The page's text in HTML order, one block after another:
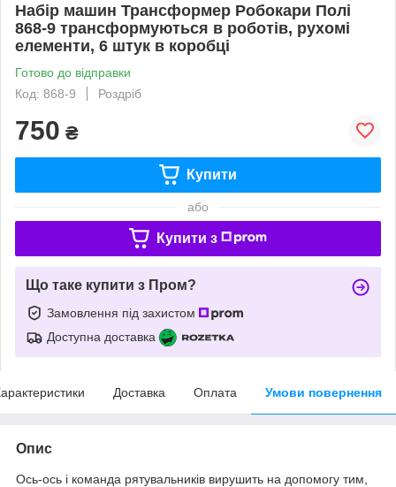
Набір машин Трансформер Робокари Полі
868-9 трансформуються в роботів, рухомі
елементи, 6 штук в коробці
Готово до відправки
Код: 868-9
Роздріб
750 ₴
Купити
або
Купити з
Що таке купити з Пром?
Замовлення під захистом
Доступна доставка
Доставка Оплата Умови повернення
Опис
Ось-ось і команда рятувальників вирушить на допомогу тим,